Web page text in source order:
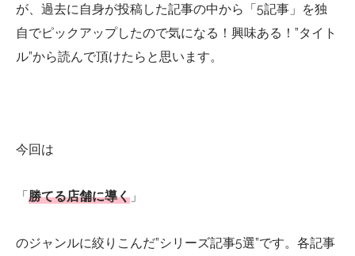
が、過去に自身が投稿した記事の中から「5記事」を独
自でピックアップしたので気になる！興味ある！”タイト
ル”から読んで頂けたらと思います。
今回は
「勝てる店舗に導く 」
のジャンルに絞りこんだ”シリーズ記事5選”です。各記事